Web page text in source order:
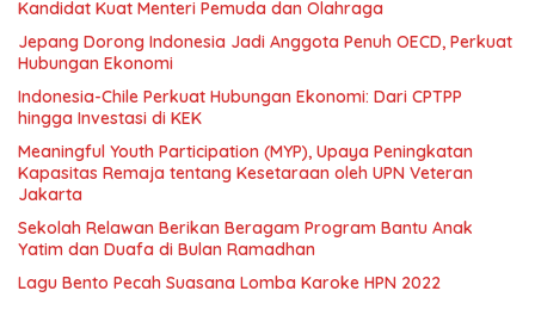
Kandidat Kuat Menteri Pemuda dan Olahraga
Jepang Dorong Indonesia Jadi Anggota Penuh OECD, Perkuat
Hubungan Ekonomi
Indonesia-Chile Perkuat Hubungan Ekonomi: Dari CPTPP
hingga Investasi di KEK
Meaningful Youth Participation (MYP), Upaya Peningkatan
Kapasitas Remaja tentang Kesetaraan oleh UPN Veteran
Jakarta
Sekolah Relawan Berikan Beragam Program Bantu Anak
Yatim dan Duafa di Bulan Ramadhan
Lagu Bento Pecah Suasana Lomba Karoke HPN 2022